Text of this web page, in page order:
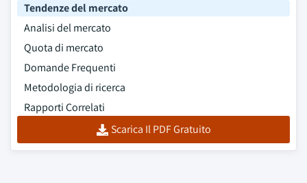
Tendenze del mercato
Analisi del mercato
Quota di mercato
Domande Frequenti
Metodologia di ricerca
Rapporti Correlati
Scarica Il PDF Gratuito